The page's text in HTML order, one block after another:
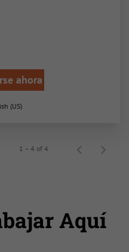
ahora
(US)
1 – 4 of 4
Aquí